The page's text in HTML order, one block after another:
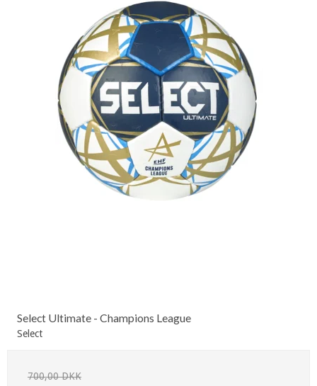
Select Ultimate - Champions League
Select
700,00 DKK